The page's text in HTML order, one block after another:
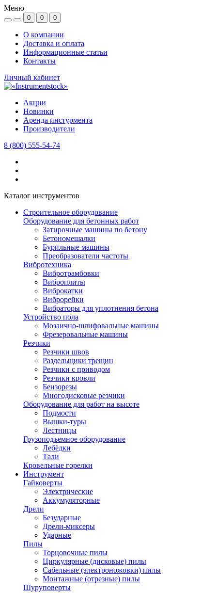
Меню
0 0 0
О компании
Доставка и оплата
Информационные статьи
Контакты
Личный кабинет
Акции
Новинки
Аренда инстурмента
Производители
8 (800) 555-54-74
Каталог инструментов
Строительное оборудование
Оборудование для бетонных работ
Затирочные машины по бетону
Бетономешалки
Бурильные машины
Преобразователи частоты
Вибротехника
Вибротрамбовки
Виброплиты
Виброкатки
Виброрейки
Вибраторы для уплотнения бетона
Устройство пола
Мозаично-шлифовальные машины
Фрезеровальные машины
Резчики
Резчики швов
Раздельщики трещин
Резчики с приводом
Резчики кровли
Бензорезы
Многодисковые резчики
Оборудование для работ на высоте
Подмости
Вышки-туры
Лестницы
Грузоподъемное оборудование
Лебёдки
Тали
Кровельные горелки
Инструмент
Гайковерты
Электрические
Аккумуляторные
Дрели
Безударные
Дрели-миксеры
Ударные
Пилы
Торцовочные пилы
Циркулярные (дисковые) пилы
Сабельные (электроножовки) пилы
Монтажные (отрезные) пилы
Шуруповерты